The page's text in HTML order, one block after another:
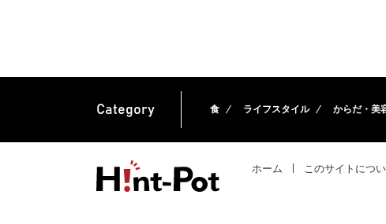
Category 食 ライフスタイル からだ・美
ホーム このサイトにつ